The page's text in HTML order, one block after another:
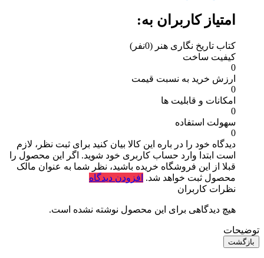
امتیاز کاربران به:
کتاب تاریخ نگاری هنر (0نفر)
کیفیت ساخت
0
ارزش خرید به نسبت قیمت
0
امکانات و قابلیت ها
0
سهولت استفاده
0
دیدگاه خود را در باره این کالا بیان کنید برای ثبت نظر، لازم
است ابتدا وارد حساب کاربری خود شوید. اگر این محصول را
قبلا از این فروشگاه خریده باشید، نظر شما به عنوان مالک
محصول ثبت خواهد شد. افزودن دیدگاه
نظرات کاربران
هیچ دیدگاهی برای این محصول نوشته نشده است.
توضیحات
بازگشت